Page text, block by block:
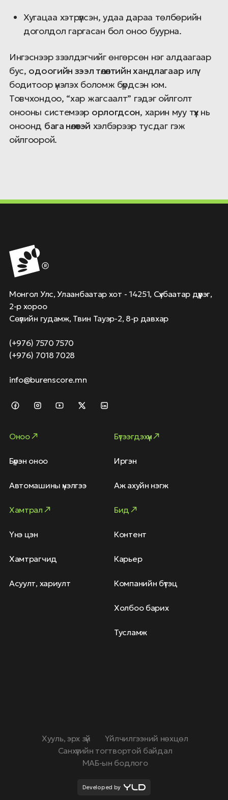
Хугацаа хэтрүүлсэн, удаа дараа төлбөрийн
доголдол гаргасан бол оноо буурна.
Ингэснээр зээлдэгчийг өнгөрсөн нэг алдаагаар
бус, одоогийн зээл төлөлтийн хандлагаар илүү
бодитоор үнэлэх боломж бүрдсэн юм.
Товчхондоо, “хар жагсаалт” гэдэг ойлголт
онооны системээр орлогдсон, харин муу түүх нь
оноонд бага нөлөөтэй хэлбэрээр тусдаг гэж
ойлгоорой.
Монгол Улс, Улаанбаатар хот - 14251, Сүхбаатар дүүрэг,
2-р хороо
Сөүлийн гудамж, Твин Тауэр-2, 8-р давхар
(+976) 7570 7570
(+976) 7018 7028
info@burenscore.mn
Оноо
Бүрэн оноо
Автомашины үнэлгээ
Бүтээгдэхүүн
Иргэн
Аж ахуйн нэгж
Хамтрал
Үнэ цэн
Хамтрагчид
Асуулт, хариулт
Бид
Контент
Карьер
Компанийн бүтэц
Холбоо барих
Тусламж
Хууль, эрх зүй
Үйлчилгээний нөхцөл
Санхүүгийн тогтвортой байдал
МАБ-ын бодлого
Developed by